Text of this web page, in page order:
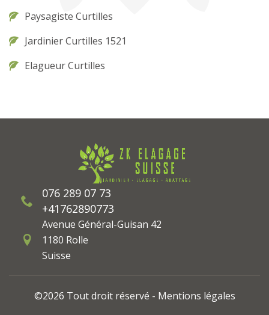
Paysagiste Curtilles
Jardinier Curtilles 1521
Elagueur Curtilles
076 289 07 73
+41762890773
Avenue Général-Guisan 42
1180 Rolle
Suisse
©2026 Tout droit réservé - Mentions légales